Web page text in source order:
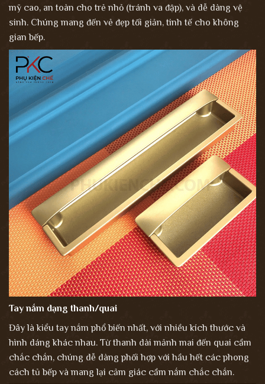
mỹ cao, an toàn cho trẻ nhỏ (tránh va đập), và dễ dàng vệ
sinh. Chúng mang đến vẻ đẹp tối giản, tinh tế cho không
gian bếp.
Tay nắm dạng thanh/quai
Đây là kiểu tay nắm phổ biến nhất, với nhiều kích thước và
hình dáng khác nhau. Từ thanh dài mảnh mai đến quai cầm
chắc chắn, chúng dễ dàng phối hợp với hầu hết các phong
cách tủ bếp và mang lại cảm giác cầm nắm chắc chắn.